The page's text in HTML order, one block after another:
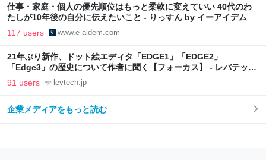
仕事・家庭・個人の優先順位はもっと柔軟に変えていい 40代のわ
たしが10年後の自分に伝えたいこと - りっすん by イーアイデム
117 users www.e-aidem.com
21年ぶり新作、ドット絵エディタ「EDGE1」「EDGE2」
「Edge3」の歴史について作者に聞く【フォーカス】 - レバテック
LAB
91 users levtech.jp
企業メディアをもっと読む